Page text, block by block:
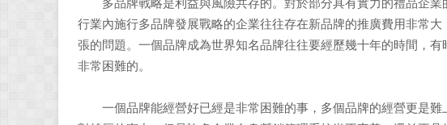
多品牌戰略是利益與風險共存的。對於部分具有實力的禮品企業
行業內施行多品牌發展戰略的企業往往存在新品牌的推廣費用非常
張的問題。一個品牌成為世界知名品牌往往要經歷幾十年的時間，
非常困難的。
一個品牌能經營好已經是非常困難的事，多個品牌的經營更是難